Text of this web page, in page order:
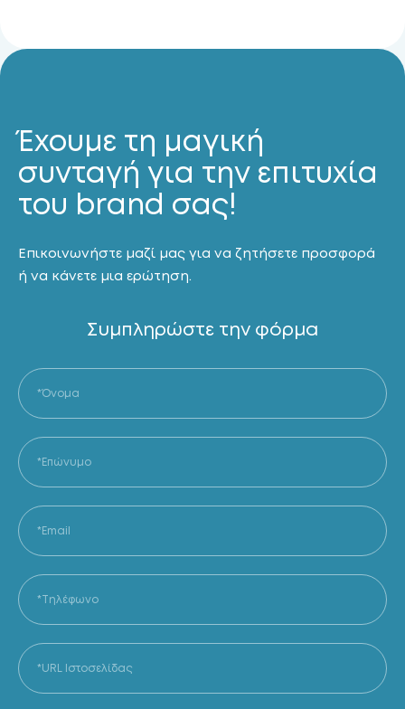
Έχουμε τη μαγική
συνταγή για την επιτυχία
του brand σας!
Επικοινωνήστε μαζί μας για να ζητήσετε προσφορά
ή να κάνετε μια ερώτηση.
Συμπληρώστε την φόρμα